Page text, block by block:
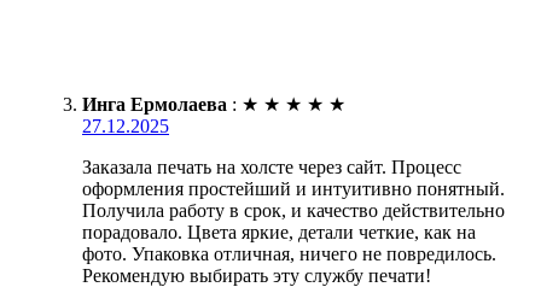
Инга Ермолаева : ★ ★ ★ ★ ★
27.12.2025
Заказала печать на холсте через сайт. Процесс
оформления простейший и интуитивно понятный.
Получила работу в срок, и качество действительно
порадовало. Цвета яркие, детали четкие, как на
фото. Упаковка отличная, ничего не повредилось.
Рекомендую выбирать эту службу печати!